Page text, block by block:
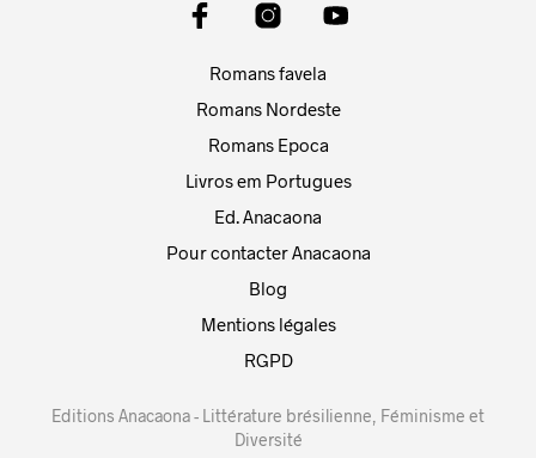
Romans favela
Romans Nordeste
Romans Epoca
Livros em Portugues
Ed. Anacaona
Pour contacter Anacaona
Blog
Mentions légales
RGPD
Editions Anacaona - Littérature brésilienne, Féminisme et
Diversité